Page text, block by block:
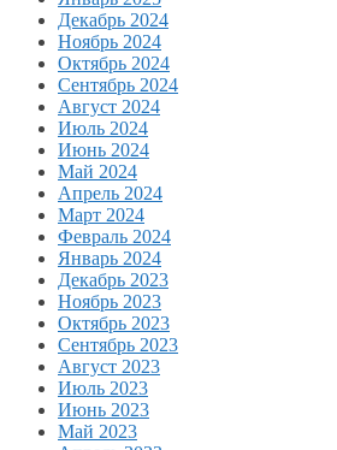
Декабрь 2024
Ноябрь 2024
Октябрь 2024
Сентябрь 2024
Август 2024
Июль 2024
Июнь 2024
Май 2024
Апрель 2024
Март 2024
Февраль 2024
Январь 2024
Декабрь 2023
Ноябрь 2023
Октябрь 2023
Сентябрь 2023
Август 2023
Июль 2023
Июнь 2023
Май 2023